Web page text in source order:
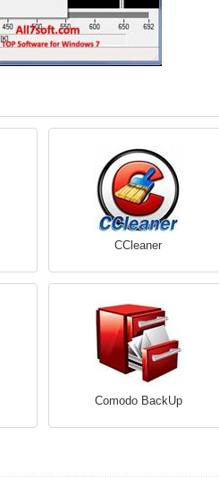
CCleaner
Comodo BackUp